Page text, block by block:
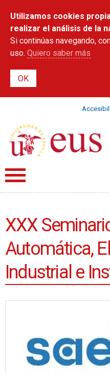
principal
Utilizamos cookies
realizar el análisis de la
Si continúas navegando,
uso. Quiero saber más
XXX
Automática,
Industrial e